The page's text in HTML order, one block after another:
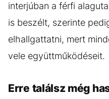
interjúban a férfi
is beszélt, szerinte
elhallgattatni, mert
vele együttműködéseit.
Erre találsz még